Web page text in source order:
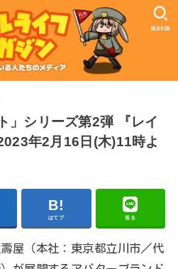
SEARCH
」シリーズ第2弾 『レイ
年2月16日(木)11時よ
はてブ 送る
屋（本社：東京都立川市／代